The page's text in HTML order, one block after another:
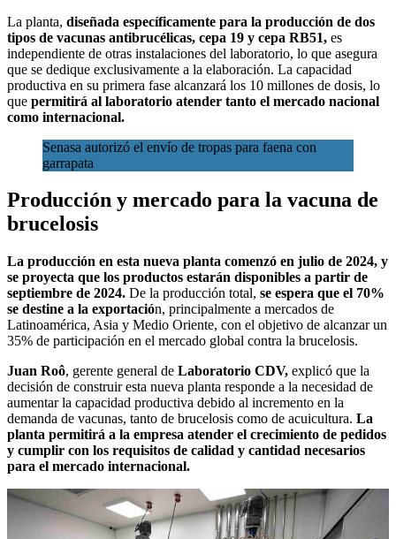
La planta, diseñada específicamente para la producción de dos
tipos de vacunas antibrucélicas, cepa 19 y cepa RB51, es
independiente de otras instalaciones del laboratorio, lo que asegura
que se dedique exclusivamente a la elaboración. La capacidad
productiva en su primera fase alcanzará los 10 millones de dosis, lo
que permitirá al laboratorio atender tanto el mercado nacional
como internacional.
Senasa autorizó el envío de tropas para faena con
garrapata
Producción y mercado para la vacuna de
brucelosis
La producción en esta nueva planta comenzó en julio de 2024, y
se proyecta que los productos estarán disponibles a partir de
septiembre de 2024. De la producción total, se espera que el 70%
se destine a la exportación, principalmente a mercados de
Latinoamérica, Asia y Medio Oriente, con el objetivo de alcanzar un
35% de participación en el mercado global contra la brucelosis.
Juan Roô, gerente general de Laboratorio CDV, explicó que la
decisión de construir esta nueva planta responde a la necesidad de
aumentar la capacidad productiva debido al incremento en la
demanda de vacunas, tanto de brucelosis como de acuicultura. La
planta permitirá a la empresa atender el crecimiento de pedidos
y cumplir con los requisitos de calidad y cantidad necesarios
para el mercado internacional.